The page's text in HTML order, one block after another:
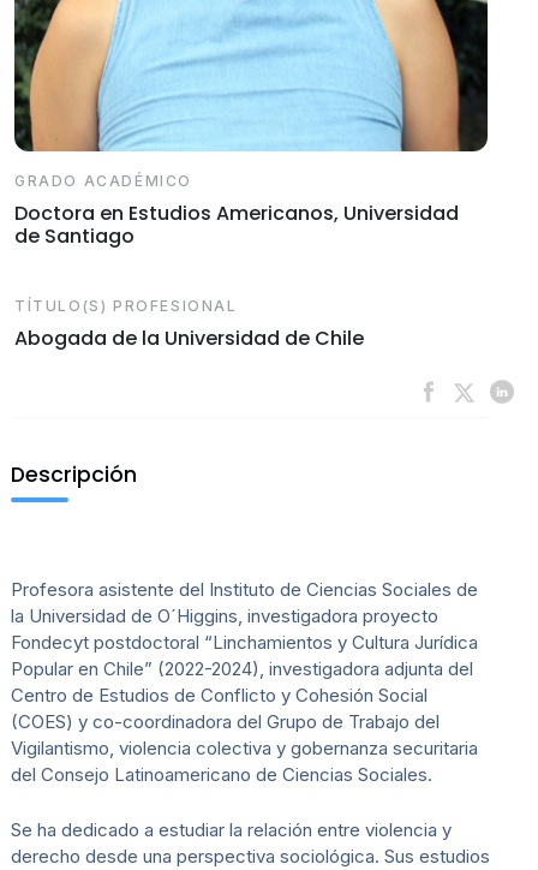
GRADO ACADÉMICO
Doctora en Estudios Americanos, Universidad
de Santiago
TÍTULO(S) PROFESIONAL
Abogada de la Universidad de Chile
Descripción
Profesora asistente del Instituto de Ciencias Sociales de
la Universidad de O´Higgins, investigadora proyecto
Fondecyt postdoctoral “Linchamientos y Cultura Jurídica
Popular en Chile” (2022-2024), investigadora adjunta del
Centro de Estudios de Conflicto y Cohesión Social
(COES) y co-coordinadora del Grupo de Trabajo del
Vigilantismo, violencia colectiva y gobernanza securitaria
del Consejo Latinoamericano de Ciencias Sociales.
Se ha dedicado a estudiar la relación entre violencia y
derecho desde una perspectiva sociológica. Sus estudios